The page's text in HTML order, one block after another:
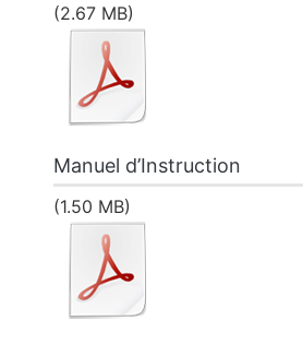
(2.67 MB)
Manuel d’Instruction
(1.50 MB)